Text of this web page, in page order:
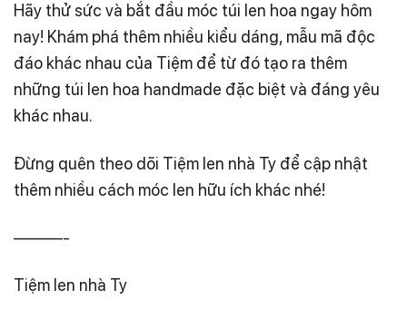
Hãy thử sức và bắt đầu móc túi len hoa ngay hôm
nay! Khám phá thêm nhiều kiểu dáng, mẫu mã độc
đáo khác nhau của Tiệm để từ đó tạo ra thêm
những túi len hoa handmade đặc biệt và đáng yêu
khác nhau.
Đừng quên theo dõi Tiệm len nhà Ty để cập nhật
thêm nhiều cách móc len hữu ích khác nhé!
———-
Tiệm len nhà Ty